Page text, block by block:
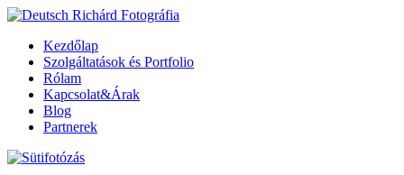
Kezdőlap
Szolgáltatások és Portfolio
Rólam
Kapcsolat&Árak
Blog
Partnerek